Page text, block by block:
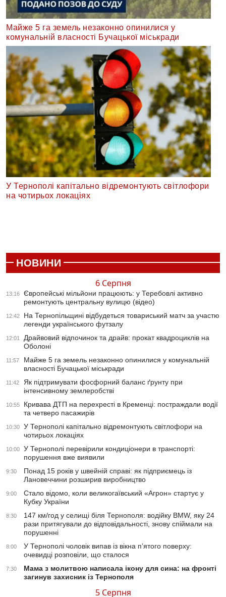
Майже 5 га земель незаконно опинилися у
комунальній власності Бучацької міськради
У Тернополі капітально відремонтують світлофори
на чотирьох локаціях
НОВИНИ
6 Серпня
13:16
Європейські мільйони працюють: у Теребовлі активно
ремонтують центральну вулицю (відео)
12:42
На Тернопільщині відбудеться товариський матч за участю
легенди українського футзалу
12:01
Драйвовий відпочинок та драйв: прокат квадроциклів на
Оболоні
11:57
Майже 5 га земель незаконно опинилися у комунальній
власності Бучацької міськради
11:42
Як підтримувати фосфорний баланс ґрунту при
інтенсивному землеробстві
10:55
Кривава ДТП на перехресті в Кременці: постраждали водії
та четверо пасажирів
10:30
У Тернополі капітально відремонтують світлофори на
чотирьох локаціях
10:00
У Тернополі перевірили кондиціонери в транспорті:
порушення вже виявили
9:30
Понад 15 років у швейній справі: як підприємець із
Лановеччини розширив виробництво
9:00
Стало відомо, коли великогаївський «Агрон» стартує у
Кубку України
8:30
147 км/год у селищі біля Тернополя: водійку BMW, яку 24
рази притягували до відповідальності, знову спіймали на
порушенні
8:00
У Тернополі чоловік випав із вікна п’ятого поверху:
очевидці розповіли, що сталося
7:30
Мама з молитвою написала ікону для сина: на фронті
загинув захисник із Тернополя
5 Серпня